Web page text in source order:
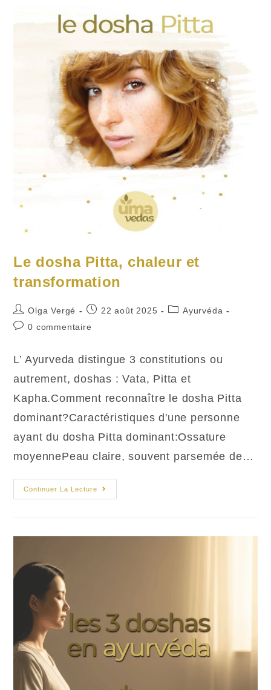
Le dosha Pitta, chaleur et
transformation
Auteur/autrice
de
Olga Vergé
Publication
22 août 2025
PostAyurvéda
Commentaires
publication :
0 commentaire
L’ Ayurveda distingue 3 constitutions ou
autrement, doshas : Vata, Pitta et
Kapha.Comment reconnaître le dosha Pitta
dominant?Caractéristiques d'une personne
ayant du dosha Pitta dominant:Ossature
moyennePeau claire, souvent parsemée de…
Continuer La Lecture
Le
Dosha